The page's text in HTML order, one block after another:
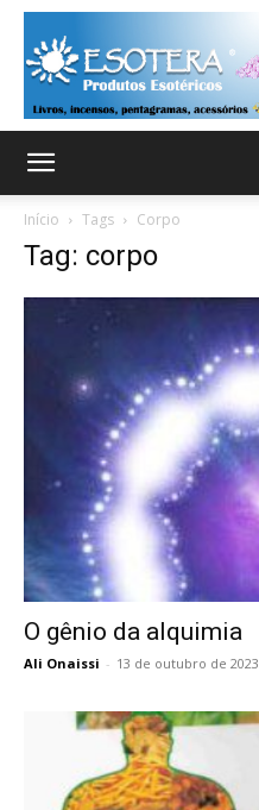
Início Tags Corpo
Tag: corpo
O gênio da alquimia
Ali Onaissi - 13 de outubro de 2023